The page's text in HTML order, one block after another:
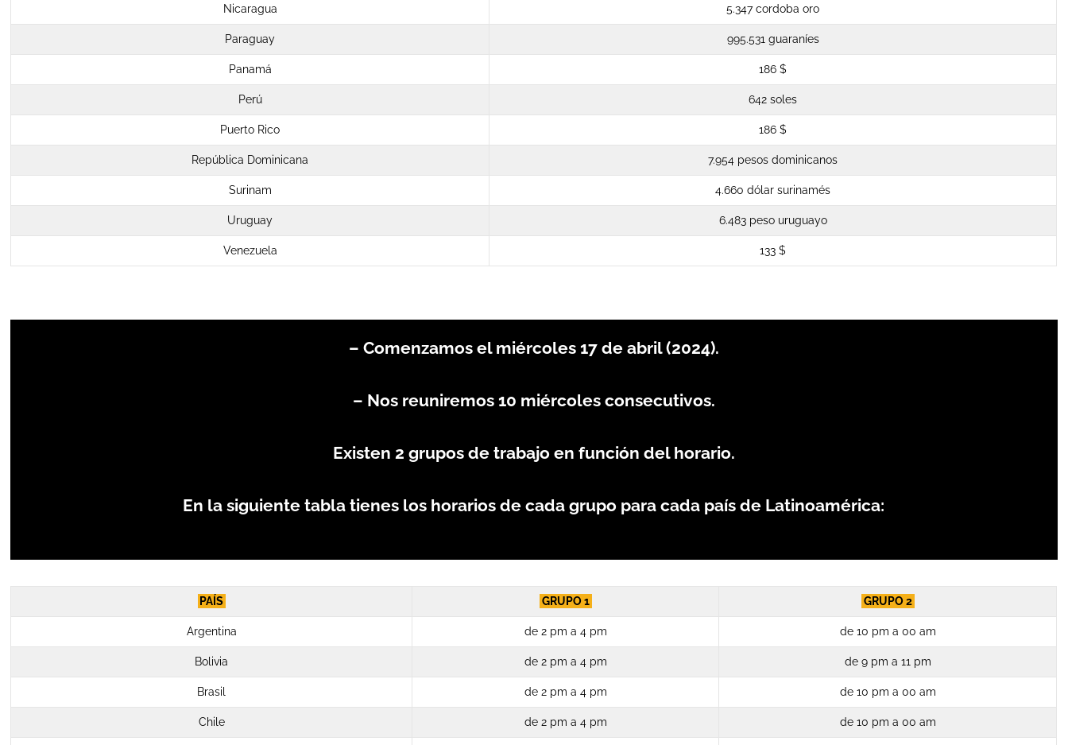
Nicaragua 5.347 cordoba oro
Paraguay 995.531 guaraníes
Panamá 186 $
Perú 642 soles
Puerto Rico 186 $
República Dominicana 7.954 pesos dominicanos
Surinam 4.660 dólar surinamés
Uruguay 6.483 peso uruguayo
Venezuela 133 $
– Comenzamos el miércoles 17 de abril (2024).
– Nos reuniremos 10 miércoles consecutivos.
Existen 2 grupos de trabajo en función del horario.
En la siguiente tabla tienes los horarios de cada grupo para cada país de Latinoamérica:
PAÍS GRUPO 1 GRUPO 2
Argentina de 2 pm a 4 pm de 10 pm a 00 am
Bolivia de 2 pm a 4 pm de 9 pm a 11 pm
Brasil de 2 pm a 4 pm de 10 pm a 00 am
Chile de 2 pm a 4 pm de 10 pm a 00 am